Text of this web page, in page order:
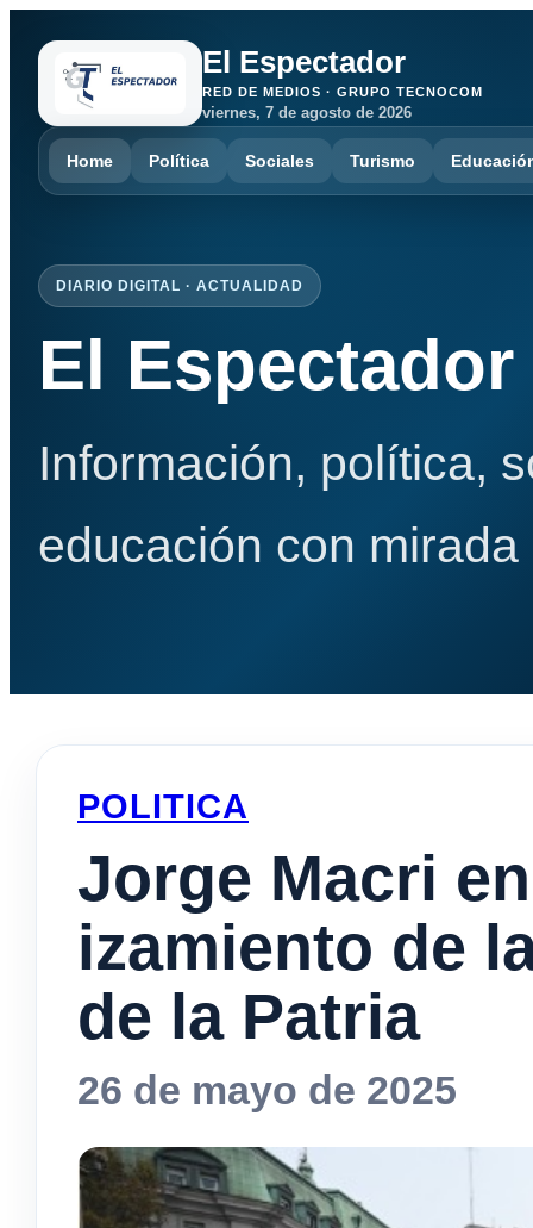
El Espectador
RED DE MEDIOS · GRUPO TECNOCOM
viernes, 7 de agosto de 2026
Home Política Sociales Turismo
DIARIO DIGITAL · ACTUALIDAD
El Espectador
Información, política,
educación con
POLITICA
Jorge Macri
izamiento de
de la Patria
26 de mayo de 2025